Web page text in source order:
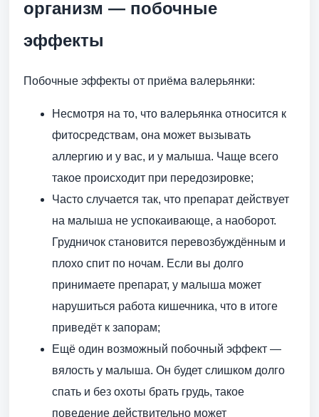
организм — побочные
эффекты
Побочные эффекты от приёма валерьянки:
Несмотря на то, что валерьянка относится к
фитосредствам, она может вызывать
аллергию и у вас, и у малыша. Чаще всего
такое происходит при передозировке;
Часто случается так, что препарат действует
на малыша не успокаивающе, а наоборот.
Грудничок становится перевозбуждённым и
плохо спит по ночам. Если вы долго
принимаете препарат, у малыша может
нарушиться работа кишечника, что в итоге
приведёт к запорам;
Ещё один возможный побочный эффект —
вялость у малыша. Он будет слишком долго
спать и без охоты брать грудь, такое
поведение действительно может